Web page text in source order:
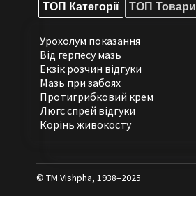
ТОП Категорії ТОП Товари
Урохолум показання
Від герпесу мазь
Екзік розчин відгуки
Мазь при забоях
Протигрибковий крем
Люгс спрей відгуки
Корінь живокосту
© ТМ Vishpha, 1938–2025